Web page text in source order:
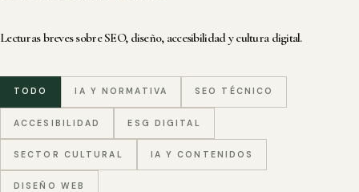
Lecturas breves sobre SEO, diseño, accesibilidad y cultura digital.
TODO IA Y NORMATIVA SEO TÉCNICO
ACCESIBILIDAD ESG DIGITAL
SECTOR CULTURAL IA Y CONTENIDOS
DISEÑO WEB